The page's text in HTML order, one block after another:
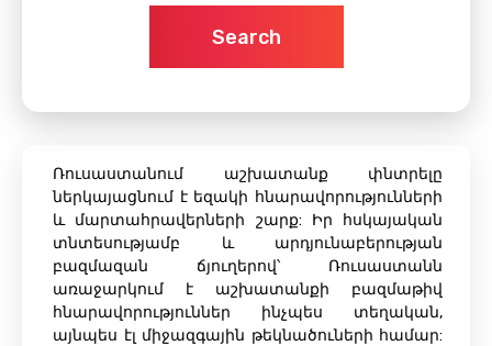
Search
Ռուսաստանում աշխատանք փնտրելը
ներկայացնում է եզակի հնարավորությունների
և մարտահրավերների շարք: Իր հսկայական
տնտեսությամբ և արդյունաբերության
բազմազան ճյուղերով՝ Ռուսաստանն
առաջարկում է աշխատանքի բազմաթիվ
հնարավորություններ ինչպես տեղական,
այնպես էլ միջազգային թեկնածուների համար: